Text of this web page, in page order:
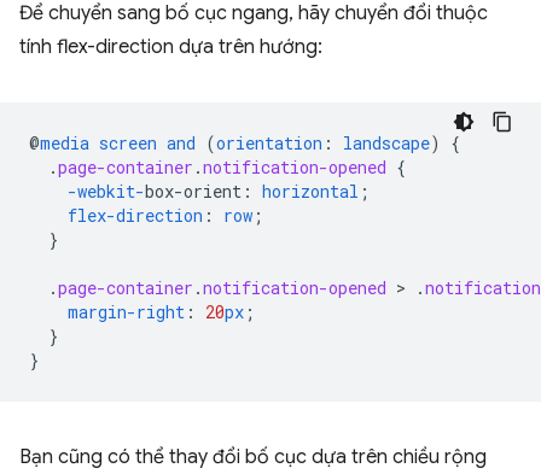
Để chuyển sang bố cục ngang, hãy chuyển đổi thuộc
tính flex-direction dựa trên hướng:
@media screen and (orientation : landscape)
{
.page-container .notification-opened {
-webkit-box-orient : horizontal ;
flex-direction : row ;
}
.page-container .notification-opened > .
margin-right : 20px ;
}
}
Bạn cũng có thể thay đổi bố cục dựa trên chiều rộng